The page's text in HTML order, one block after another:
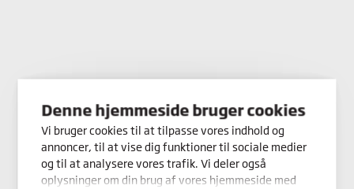
Denne hjemmeside bruger cookies
Vi bruger cookies til at tilpasse vores indhold og
annoncer, til at vise dig funktioner til sociale medier
og til at analysere vores trafik. Vi deler også
oplysninger om din brug af vores hjemmeside med